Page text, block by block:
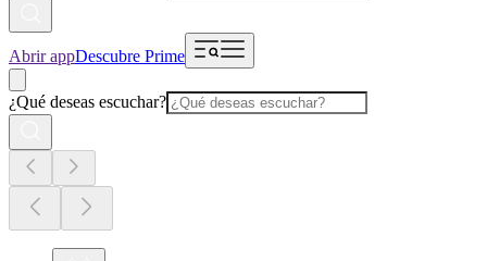
Abrir appDescubre Prime
¿Qué deseas escuchar?